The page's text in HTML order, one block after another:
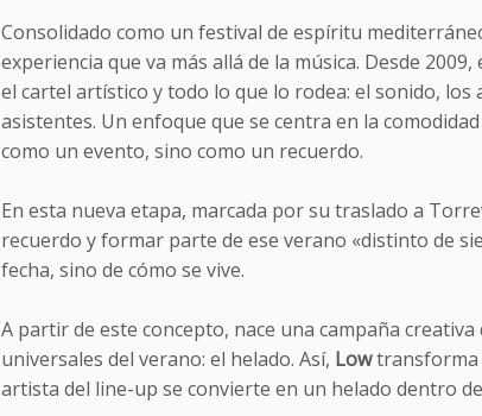
Consolidado como un festival de espíritu
experiencia que va más allá de la música. Desde
el cartel artístico y todo lo que lo rodea: el sonido, los
asistentes. Un enfoque que se centra en la
como un evento, sino como un recuerdo.
En esta nueva etapa, marcada por su traslado a
recuerdo y formar parte de ese verano «distinto de
fecha, sino de cómo se vive.
A partir de este concepto, nace una campaña
universales del verano: el helado. Así, Lowtransforma
artista del line-up se convierte en un helado dentro